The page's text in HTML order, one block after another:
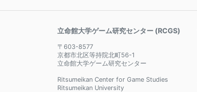
立命館大学ゲーム研究センター (RCGS)
〒603-8577
京都市北区等持院北町56-1
立命館大学ゲーム研究センター
Ritsumeikan Center for Game Studies
Ritsumeikan University